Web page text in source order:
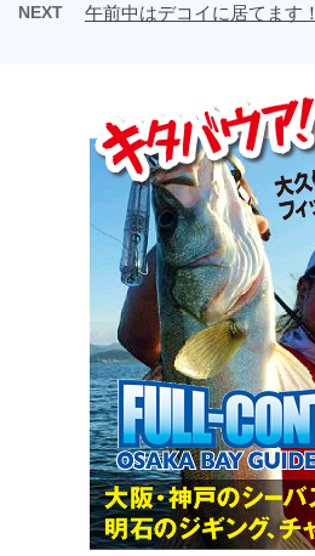
NEXT 午前中はデコイに居てます！